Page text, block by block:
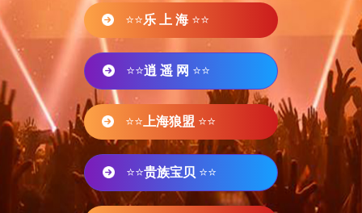
⭐⭐乐 上 海 ⭐⭐
⭐⭐逍 遥 网 ⭐⭐
⭐⭐ 上海狼盟 ⭐⭐
⭐⭐贵族宝贝 ⭐⭐